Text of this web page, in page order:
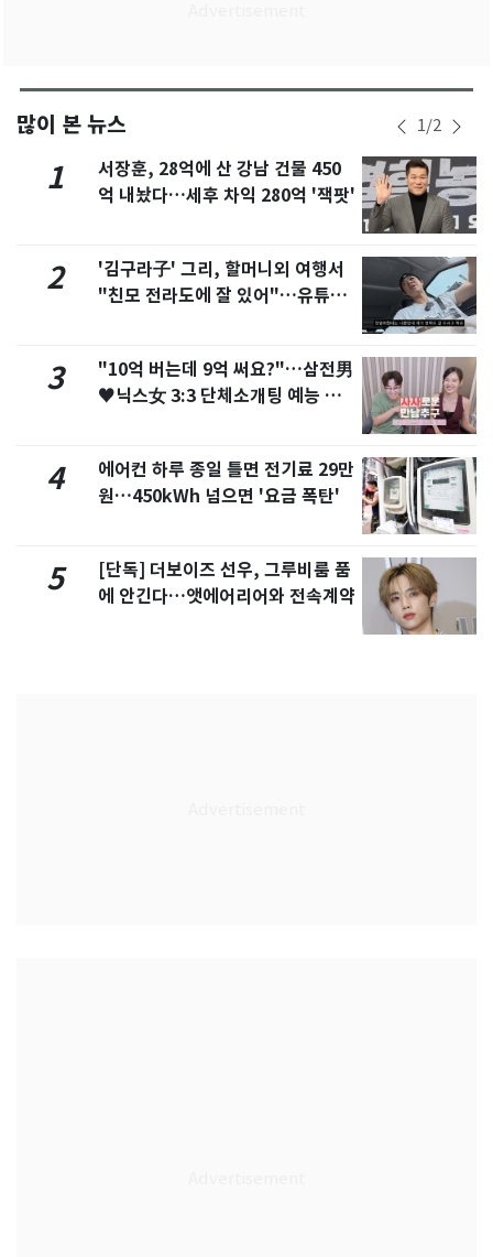
많이 본 뉴스 1/2
1
서장훈, 28억에 산 강남 건물 450
억 내놨다…세후 차익 280억 '잭팟'
2
'김구라子' 그리, 할머니외 여행서
"친모 전라도에 잘 있어"…유튜브
3
"10억 버는데 9억 써요?"…삼전男
♥닉스女 3:3 단체소개팅 예능 화
4
에어컨 하루 종일 틀면 전기료 29만
원…450kWh 넘으면 '요금 폭탄'
5
[단독] 더보이즈 선우, 그루비룸 품
에 안긴다…앳에어리어와 전속계약